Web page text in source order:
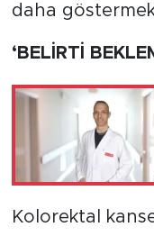
daha
‘BELİRTİ
Kolorektal